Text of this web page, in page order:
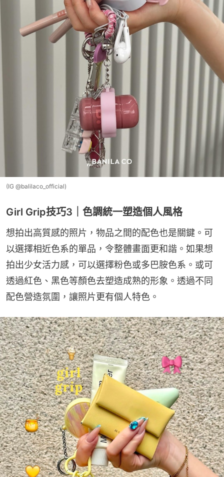
(IG @balilaco_official)
Girl Grip技巧3｜色調統一塑造個人風格
想拍出高質感的照片，物品之間的配色也是關鍵。可
以選擇相近色系的單品，令整體畫面更和諧。如果想
拍出少女活力感，可以選擇粉色或多巴胺色系。或可
透過紅色、黑色等顏色去塑造成熟的形象。透過不同
配色營造氛圍，讓照片更有個人特色。